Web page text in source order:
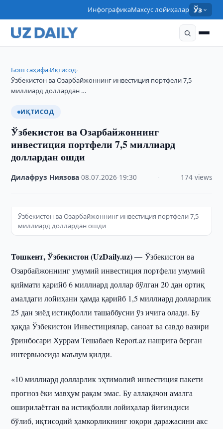
ИнфографикаМахсус лойиҳалар Ўз
Бош саҳифа›Иқтисод›
Ўзбекистон ва Озарбайжоннинг инвестиция портфели 7,5
миллиард доллардан …
ИҚТИСОД
Ўзбекистон ва Озарбайжоннинг
инвестиция портфели 7,5 миллиард
доллардан ошди
Дилафруз Ниязова ·08.07.2026 19:30 174 views
Ўзбекистон ва Озарбайжоннинг инвестиция портфели 7,5
миллиард доллардан ошди
Тошкент, Ўзбекистон (UzDaily.uz) —Ўзбекистон ва
Озарбайжоннинг умумий инвестиция портфели умумий
қиймати қарийб 6 миллиард доллар бўлган 20 дан ортиқ
амалдаги лойиҳани ҳамда қарийб 1,5 миллиард долларлик
25 дан зиёд истиқболли ташаббусни ўз ичига олади. Бу
ҳақда Ўзбекистон Инвестициялар, саноат ва савдо вазири
ўринбосари Хуррам Тешабаев Report.az нашрига берган
интервьюсида маълум қилди.
«10 миллиард долларлик эҳтимолий инвестиция пакети
прогноз ёки мавҳум рақам эмас. Бу аллақачон амалга
оширилаётган ва истиқболли лойиҳалар йиғиндиси
бўлиб, иқтисодий ҳамкорликнинг юқори даражасини акс